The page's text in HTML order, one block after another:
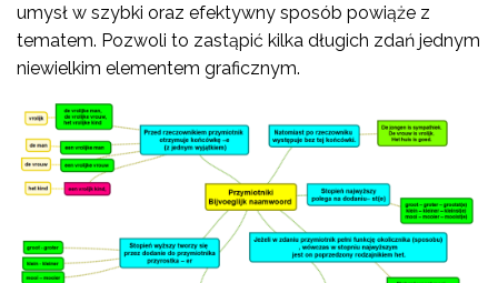
umysł w szybki oraz efektywny sposób powiąże z
tematem. Pozwoli to zastąpić kilka długich zdań jednym
niewielkim elementem graficznym.